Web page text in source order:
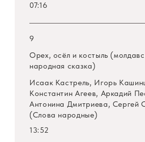
07:16
9
Орех, осёл и костыль
народная сказка)
Исаак Кастрель, Игорь
Константин Агеев, Аркадий
Антонина Дмитриева, Сергей
(Слова народные)
13:52